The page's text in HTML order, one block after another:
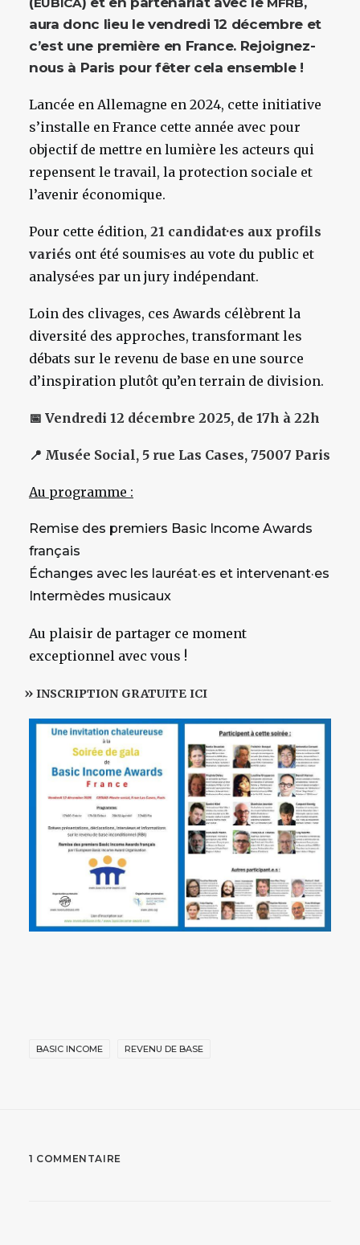
aura donc lieu le vendredi 12 décembre et
c’est une première en France. Rejoignez-
nous à Paris pour fêter cela ensemble !
Lancée en Allemagne en 2024, cette initiative
s’installe en France cette année avec pour
objectif de mettre en lumière les acteurs qui
repensent le travail, la protection sociale et
l’avenir économique.
Pour cette édition, 21 candidat·es aux profils
variés ont été soumis·es au vote du public et
analysé·es par un jury indépendant.
Loin des clivages, ces Awards célèbrent la
diversité des approches, transformant les
débats sur le revenu de base en une source
d’inspiration plutôt qu’en terrain de division.
📅 Vendredi 12 décembre 2025, de 17h à 22h
📍 Musée Social, 5 rue Las Cases, 75007 Paris
Au programme :
Remise des premiers Basic Income Awards
français
Échanges avec les lauréat·es et intervenant·es
Intermèdes musicaux
Au plaisir de partager ce moment
exceptionnel avec vous !
» INSCRIPTION GRATUITE ICI
BASIC INCOME REVENU DE BASE
1 COMMENTAIRE